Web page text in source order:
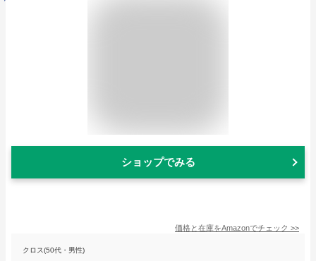
ショップでみる
価格と在庫をAmazonでチェック >>
クロス(50代・男性)